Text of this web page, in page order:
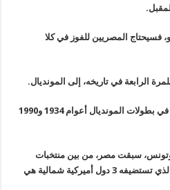
فسيحتاج المصريين للفوز في كلا
الرابعة في تاريخه، إلى المونديال.
وسبق للمنتخب المصري أن شارك في بطولات المونديال أعوام 1934 و1990
وتونس، سبقت مصر، من بين منتخبات
العرب، في التأهل لمونديال 2026 الذي تستضيفه 3 دول أميركية شمالية هي